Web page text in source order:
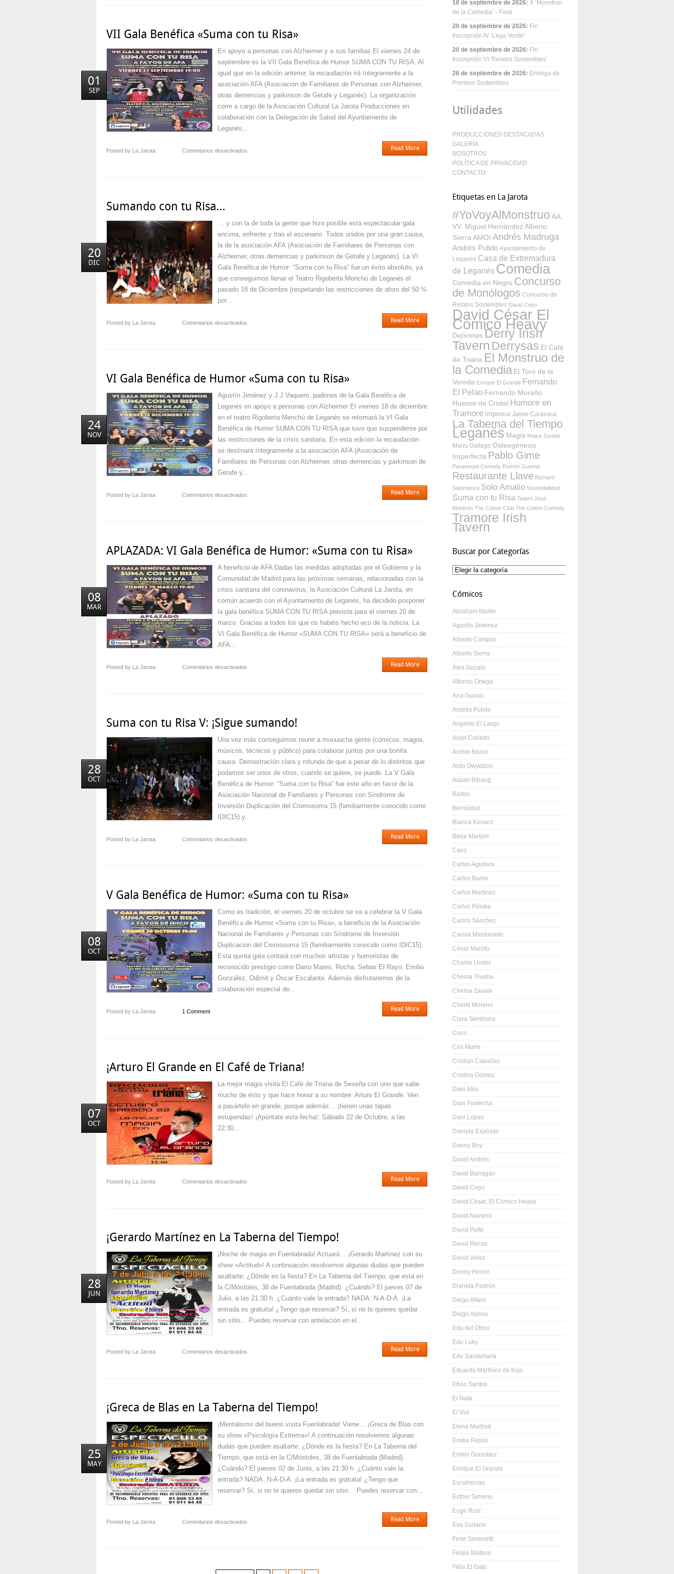
pandemic
Tramore
VII Gala Benéfica «Suma con tu Risa»
01
SEP
En apoyo a personas con Alzheimer y a sus familias El viernes 24 de
septiembre es la VII Gala Benéfica de Humor SUMA CON TU RISA. Al
igual que en la edición anterior, la recaudación irá íntegramente a la
asociación AFA (Asociación de Familiares de Personas con Alzheimer,
otras demencias y parkinson de Getafe y Leganés). La organización
corre a cargo de la Asociación Cultural La Jarota Producciones en
colaboración con la Delegación de Salud del Ayuntamiento de
Leganés,...
Posted by La Jarota Comentarios desactivados
Benéfica
Read More
Sumando con tu Risa…
20
DIC
… y con la de toda la gente que hizo posible esta espectacular gala
encima, enfrente y tras el escenario. Todos unidos por una gran causa,
la de la asociación AFA (Asociación de Familiares de Personas con
Alzheimer, otras demencias y parkinson de Getafe y Leganés). La VI
Gala Benéfica de Humor: “Suma con tu Risa” fue un éxito absoluto, ya
que conseguimos llenar el Teatro Rigoberta Menchú de Leganés el
pasado 18 de Diciembre (respetando las restricciones de aforo del 50 %
por...
Posted by La Jarota Comentarios desactivados
tu
Read More
VI Gala Benéfica de Humor «Suma con tu Risa»
24
NOV
Agustín Jiménez y J.J.Vaquero, padrinos de la Gala Benéfica de
Leganés en apoyo a personas con Alzheimer El viernes 18 de diciembre
en el teatro Rigoberta Menchú de Leganés se retomará la VI Gala
Benéfica de Humor SUMA CON TU RISA que tuvo que suspenderse por
las restricciones de la crisis sanitaria. En esta edición la recaudación
se destinará íntegramente a la asociación AFA (Asociación de
Familiares de Personas con Alzheimer, otras demencias y parkinson de
Getafe y...
Posted by La Jarota Comentarios desactivados
Benéfica
«Suma
tu
Risa»
Read More
APLAZADA: VI Gala Benéfica de Humor: «Suma con tu Risa»
08
MAR
A beneficio de AFA Dadas las medidas adoptadas por el Gobierno y la
Comunidad de Madrid para las próximas semanas, relacionadas con la
crisis sanitaria del coronavirus, la Asociación Cultural La Jarota, en
común acuerdo con el Ayuntamiento de Leganés, ha decidido posponer
la gala benéfica SUMA CON TU RISA prevista para el viernes 20 de
marzo. Gracias a todos los que os habéis hecho eco de la noticia. La
VI Gala Benéfica de Humor «SUMA CON TU RISA» será a beneficio de
AFA...
Posted by La Jarota Comentarios desactivados
Gala
Humor:
con
tu
Risa»
Read More
Suma con tu Risa V: ¡Sigue sumando!
28
OCT
Una vez más conseguimos reunir a muuuucha gente (cómicos, magos,
músicos, técnicos y público) para colaborar juntos por una bonita
causa. Demostración clara y rotunda de que a pesar de lo distintos que
podamos ser unos de otros, cuando se quiere, se puede. La V Gala
Benéfica de Humor: “Suma con tu Risa” fue este año en favor de la
Asociación Nacional de Familiares y Personas con Síndrome de
Inversión Duplicación del Cromosoma 15 (familiarmente conocido como
IDIC15) y...
Posted by La Jarota Comentarios desactivados
tu
¡Sigue
Read More
V Gala Benéfica de Humor: «Suma con tu Risa»
08
OCT
Como es tradición, el viernes 20 de octubre se va a celebrar la V Gala
Benéfica de Humor «Suma con tu Risa», a beneficio de la Asociación
Nacional de Familiares y Personas con Síndrome de Inversión
Duplicación del Cromosoma 15 (familiarmente conocido como IDIC15).
Esta quinta gala contará con muchos artistas y humoristas de
reconocido prestigio como Darío Mares, Rocha, Sebas El Rayo, Emilio
González, Odimit y Óscar Escalante. Además disfrutaremos de la
colaboración especial de...
Posted by La Jarota 1 Comment Read More
¡Arturo El Grande en El Café de Triana!
07
OCT
La mejor magia visita El Café de Triana de Seseña con uno que sabe
mucho de ésto y que hace honor a su nombre: Arturo El Grande. Ven
a pasártelo en grande, porque además… ¡tienen unas tapas
estupendas! ¡Apúntate esta fecha!: Sábado 22 de Octubre, a las
22:30...
Posted by La Jarota Comentarios desactivados
Grande
Café
Triana!
Read More
¡Gerardo Martínez en La Taberna del Tiempo!
28
JUN
¡Noche de magia en Fuenlabrada! Actuará… ¡Gerardo Martínez con su
show «Actitud»! A continuación resolvemos algunas dudas que pueden
asaltarte: ¿Dónde es la fiesta? En La Taberna del Tiempo, que está en
la C/Móstoles, 38 de Fuenlabrada (Madrid). ¿Cuándo? El jueves 07 de
Julio, a las 21:30 h. ¿Cuánto vale la entrada? NADA. N-A-D-A. ¡La
entrada es gratuita! ¿Tengo que reservar? Sí, si no te quieres quedar
sin sitio… Puedes reservar con antelación en el...
Posted by La Jarota Comentarios desactivados
en
del
Read More
¡Greca de Blas en La Taberna del Tiempo!
25
MAY
¡Mentalismo del bueno visita Fuenlabrada! Viene… ¡Greca de Blas con
su show «Psicología Extrema»! A continuación resolvemos algunas
dudas que pueden asaltarte: ¿Dónde es la fiesta? En La Taberna del
Tiempo, que está en la C/Móstoles, 38 de Fuenlabrada (Madrid).
¿Cuándo? El jueves 02 de Junio, a las 21:30 h. ¿Cuánto vale la
entrada? NADA. N-A-D-A. ¡La entrada es gratuita! ¿Tengo que
reservar? Sí, si no te quieres quedar sin sitio… Puedes reservar con...
Posted by La Jarota Comentarios desactivados
Blas
La
Read More
18 de septiembre de 2026: X ‘Monstruo
de la Comedia’ - Final
20 de septiembre de 2026: Fin
Inscripción IV ‘Lega Verde’
20 de septiembre de 2026: Fin
Inscripción VI 'Relatos Sostenibles'
26 de septiembre de 2026: Entrega de
Premios Sostenibles
Utilidades
PRODUCCIONES DESTACADAS
GALERÍA
NOSOTROS
POLÍTICA DE PRIVACIDAD
CONTACTO
Etiquetas en La Jarota
#YoVoyAlMonstruo AA.
VV. Miguel Hernández Alberto
Sierra AMOI Andrés Madruga
Andrés Pulido Ayuntamiento de
Leganés Casa de Extremadura
de Leganés Comedia
Comedia en Negro Concurso
de Monólogos Concurso de
Relatos Sostenibles David Cepo
David César El
Cómico Heavy
Dejóvenes Derry Irish
Tavern Derrysas El Café
de Triana El Monstruo de
la Comedia El Toro de la
Vereda Enrique El Grande Fernando
El Pelao Fernando Moraño
Huesos de Cristal Humore en
Tramore Improsur Jaime Caravaca
La Taberna del Tiempo
Leganés Magia Maika Jurado
Manu Gallego Osteogénesis
Imperfecta Pablo Gime
Paramount Comedy Ramón Guamá
Restaurante Llave Richard
Salamanca Solo Amalio Sostenibilidad
Suma con tu Risa Teatro José
Monleón The Cotton Club The Cotton Comedy
Tramore Irish
Tavern
Buscar por Categorías
Buscar
Cómicos
Abraham Martín
Agustín Jiménez
Alberto Campos
Alberto Sierra
Álex Gozalo
Alfonso Ortega
Ana Guirao
Andrés Pulido
Angelito El Largo
Anjel Collado
Archie Bezos
Ardo Gwyddon
Asaari Bibang
Bartos
Bermúdez
Bianca Kovacs
Borja Manjón
Caoz
Carlos Aguilera
Carlos Barrio
Carlos Martínez
Carlos Peluka
Carlos Sánchez
Carola Maldonado
César Maroto
Charlie Under
Chema Trueba
Chema Zavala
Chemi Moreno
Clara Seminara
Coco
Cris Marlo
Cristian Cabañas
Cristina Gómez
Dani Alés
Dani Fontecha
Dani López
Daniela Expósito
Danny Boy
David Andrés
David Barragán
David Cepo
David César, El Cómico Heavy
David Navarro
David Pulki
David Recas
David Vélez
Denny Horror
Dianela Padrón
Diego Alfaro
Diego Arjona
Edu del Olmo
Edu Luky
Edu Santamaría
Eduardo Martínez de Irujo
Efrén Santos
El Nata
El Vivi
Elena Martrod
Emilio Feijoó
Emilio González
Enrique El Grande
Esculmicias
Esther Gimeno
Euge Ruiz
Eva Soriano
Fede Simonetti
Felipe Mateos
Félix El Gato